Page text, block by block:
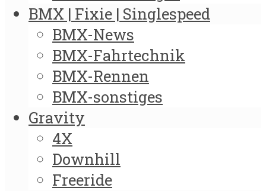
BMX | Fixie | Singlespeed
BMX-News
BMX-Fahrtechnik
BMX-Rennen
BMX-sonstiges
Gravity
4X
Downhill
Freeride